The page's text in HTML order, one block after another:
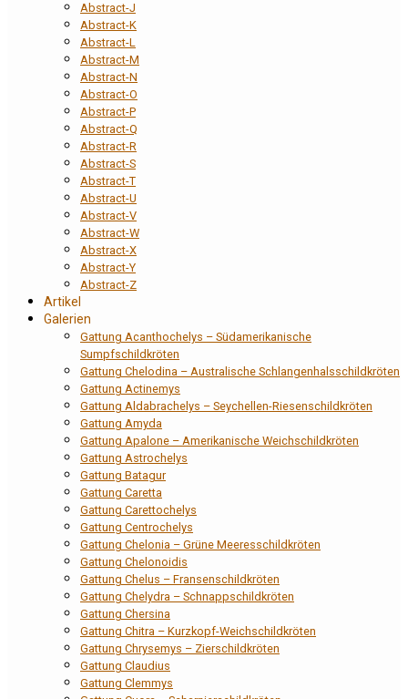
Abstract-J
Abstract-K
Abstract-L
Abstract-M
Abstract-N
Abstract-O
Abstract-P
Abstract-Q
Abstract-R
Abstract-S
Abstract-T
Abstract-U
Abstract-V
Abstract-W
Abstract-X
Abstract-Y
Abstract-Z
Artikel
Galerien
Gattung Acanthochelys – Südamerikanische
Sumpfschildkröten
Gattung Chelodina – Australische Schlangenhalsschildkröten
Gattung Actinemys
Gattung Aldabrachelys – Seychellen-Riesenschildkröten
Gattung Amyda
Gattung Apalone – Amerikanische Weichschildkröten
Gattung Astrochelys
Gattung Batagur
Gattung Caretta
Gattung Carettochelys
Gattung Centrochelys
Gattung Chelonia – Grüne Meeresschildkröten
Gattung Chelonoidis
Gattung Chelus – Fransenschildkröten
Gattung Chelydra – Schnappschildkröten
Gattung Chersina
Gattung Chitra – Kurzkopf-Weichschildkröten
Gattung Chrysemys – Zierschildkröten
Gattung Claudius
Gattung Clemmys